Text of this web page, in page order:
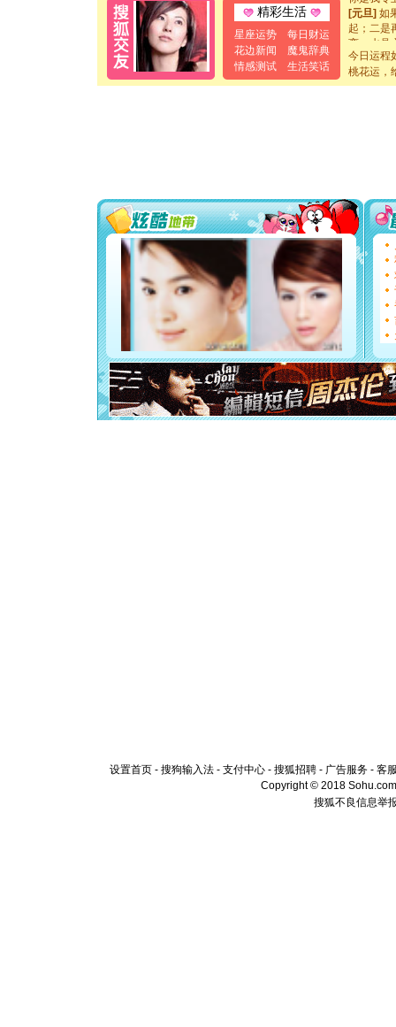
精彩生活
星座运势
每日财运
花边新闻
魔鬼辞典
情感测试
生活笑话
[元旦]如
起；二是
离。水晶
[元旦]当
泣，这痛
你太多，
要平安
[圣诞节]
能正大
都要快乐
[圣诞节]
如意,快
[元旦]
看
断电。
你是我
[元旦]
起；二是
离。水晶
[元旦]当
泣，这痛
今日运程
桃花运，
设置首页 - 搜狗输入法 - 支付中心 - 搜狐招聘 - 广告服务 - 客
Copyright © 2018
搜狐不良信息举